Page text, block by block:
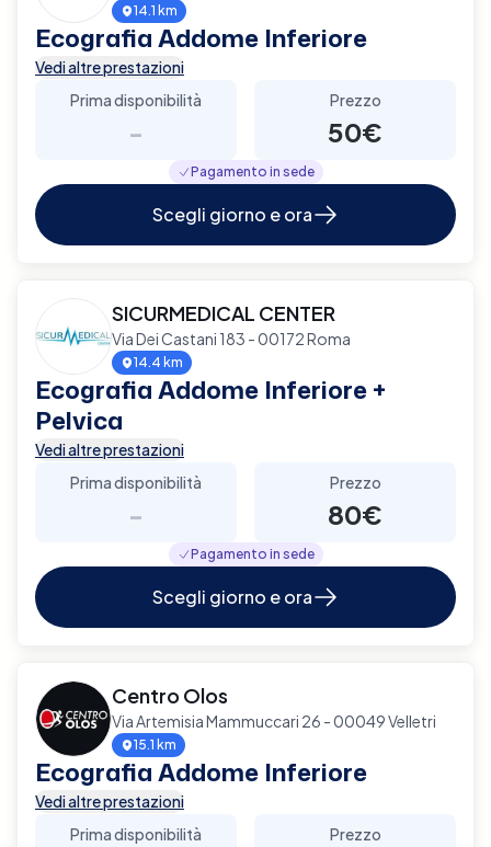
14.1 km
Ecografia Addome Inferiore
Vedi altre prestazioni
Prima disponibilità
-
Prezzo
50€
Pagamento in sede
Scegli giorno e ora
SICURMEDICAL CENTER
Via Dei Castani 183 - 00172 Roma
14.4 km
Ecografia Addome Inferiore +
Pelvica
Vedi altre prestazioni
Prima disponibilità
-
Prezzo
80€
Pagamento in sede
Scegli giorno e ora
Centro Olos
Via Artemisia Mammuccari 26 - 00049 Velletri
15.1 km
Ecografia Addome Inferiore
Vedi altre prestazioni
Prima disponibilità
Prezzo